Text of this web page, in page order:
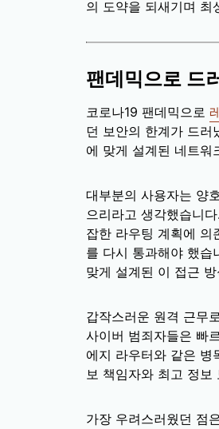
의 도약을 되새기며 최
팬데믹으로 드
코로나19 팬데믹으로
던 보안의 한계가 드러
에 맞게 설계된 네트워
대부분의 사용자는 양
으리라고 생각했습니
잡한 라우팅 계획에 의
를 다시 통과해야 했습
맞게 설계된 이 접근
갑작스러운 원격 근무
사이버 범죄자들은 빠
에지 라우터와 같은 병
보 책임자와 최고 정보
가장 우려스러웠던 점